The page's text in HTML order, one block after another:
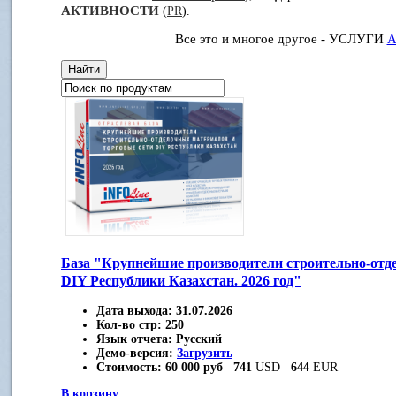
АКТИВНОСТИ (PR).
Все это и многое другое - УСЛУГИ
База "Крупнейшие производители строительно-
DIY Республики Казахстан. 2026 год"
Дата выхода: 31.07.2026
Кол-во стр: 250
Язык отчета: Русский
Демо-версия: Загрузить
Стоимость: 60 000 руб 741 USD 644 EUR